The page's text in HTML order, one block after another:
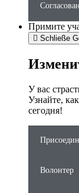
Примите
Schließe
У вас
Узнайте,
сегодня!
Волонтер